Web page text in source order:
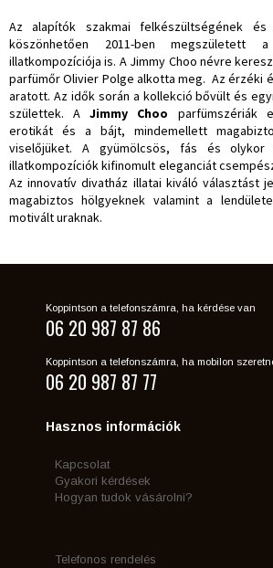
Az alapítók szakmai felkészültségének és
köszönhetően 2011-ben
illatkompozíciója is. A Jimmy Choo névre
parfümőr Olivier Polge alkotta meg. Az érzéki
aratott. Az idők során a kollekció bővült és
születtek. AJimmy Choo parfümszériák
erotikát és a bájt, mindemellett
viselőjüket. A gyümölcsös, fás és olykor
illatkompozíciók kifinomult eleganciát
Az innovatív divatház illatai kiváló választást
magabiztos hölgyeknek valamint a
motivált uraknak.
Koppintson a telefonszámra, ha kérdése van
06 20 987 87 86
Koppintson a telefonszámra, ha mobilon
06 20 987 87 77
Hasznos információk
Kapcsolat
Gyakori kérdések
Hogyan tudok vásárolni?
Telefonos rendelés